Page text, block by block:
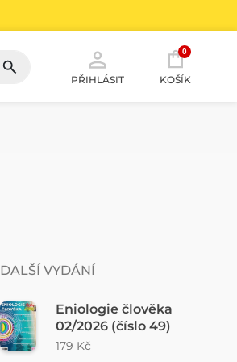
PŘIHLÁSIT
0
KOŠÍK
DALŠÍ VYDÁNÍ
Eniologie člověka
02/2026 (číslo 49)
179 Kč